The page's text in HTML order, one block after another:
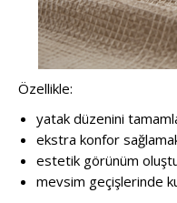
Özellikle:
yatak düzenini
ekstra konfor
estetik görünüm
mevsim geçişlerinde